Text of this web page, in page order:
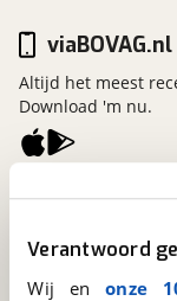
Verantwoord
Wij en onze
3981 AJ
Een
Altijd het meest
Download 'm nu.